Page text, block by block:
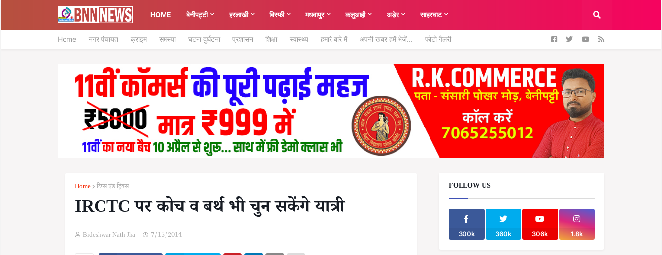
HOME बेनीपट्टी हरलाखी बिस्फी मधवापुर कलुआही अड़ेर साहरघाट
Home नगर पंचायत क्राइम समस्या घटना दुर्घटना प्रशासन शिक्षा स्वास्थ्य हमारे बारे में अपनी खबर हमें भेजें... फोटो गैलरी
Home टिप्स एंड ट्रिक्स
IRCTC पर कोच व बर्थ भी चुन सकेंगे यात्री
Bideshwar Nath Jha 7/15/2014
FOLLOW US
300k 360k 306k 1.8k